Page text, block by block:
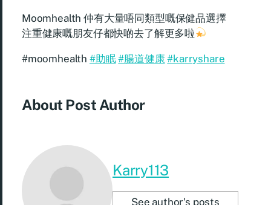
Moomhealth 仲有大量唔同類型嘅保健品選擇
注重健康嘅朋友仔都快啲去了解更多啦
#moomhealth #助眠#腸道健康#karryshare
About Post Author
Karry113
See author's posts